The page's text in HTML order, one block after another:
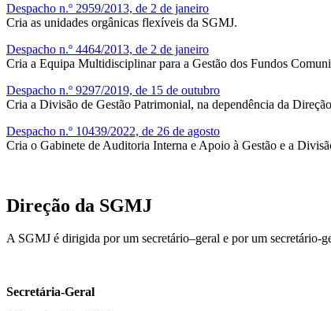
Despacho n.º 2959/2013, de 2 de janeiro
Cria as unidades orgânicas flexíveis da SGMJ.
Despacho n.º 4464/2013, de 2 de janeiro
Cria a Equipa Multidisciplinar para a Gestão dos Fundos
Despacho n.º 9297/2019, de 15 de outubro
Cria a Divisão de Gestão Patrimonial, na dependência da
Despacho n.º 10439/2022, de 26 de agosto
Cria o Gabinete de Auditoria Interna e Apoio à Gestão e a
Direção da SGMJ
A SGMJ é dirigida por um secretário–geral e por um secretário-
Secretária-Geral